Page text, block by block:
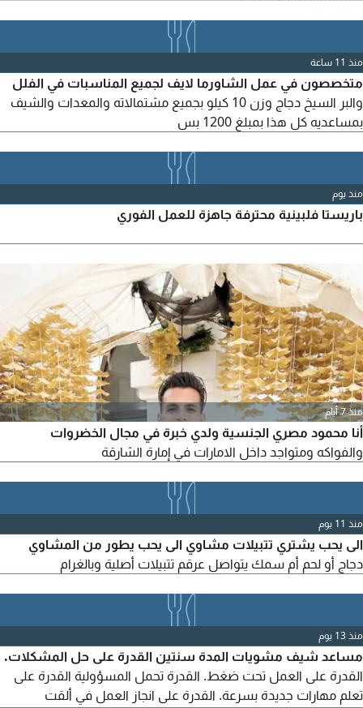
منذ 11 ساعة
متخصصون في عمل الشاورما لايف لجميع المناسبات في الفلل
والبر السيخ دجاج وزن 10 كيلو بجميع مشتمالاته والمعدات والشيف
بمساعديه كل هذا بمبلغ 1200 بس
منذ يوم
باريستا فلبينية محترفة جاهزة للعمل الفوري
منذ 7 أيام
أنا محمود مصري الجنسية ولدي خبرة في مجال الخضروات
والفواكه ومتواجد داخل الامارات في إمارة الشارقة
منذ 11 يوم
الى يحب يشتري تتبيلات مشاوي الى يحب يطور من المشاوي
دجاج أو لحم أم سمك يتواصل عرقم تتبيلات أصلية وبالغرام
منذ 13 يوم
مساعد شيف مشويات المدة سنتين القدرة على حل المشكلات.
القدرة على العمل تحت ضغط. القدرة تحمل المسؤولية القدرة على
تعلم مهارات جديدة بسرعة. القدرة على انجاز العمل في ألقت